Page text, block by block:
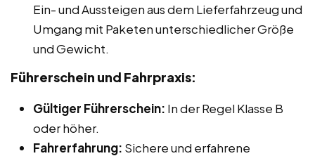
Ein- und Aussteigen aus dem Lieferfahrzeug und
Umgang mit Paketen unterschiedlicher Größe
und Gewicht.
Führerschein und Fahrpraxis:
Gültiger Führerschein: In der Regel Klasse B
oder höher.
Fahrerfahrung: Sichere und erfahrene